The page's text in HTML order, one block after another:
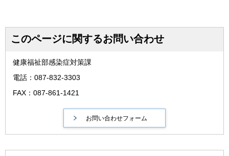
このページに関するお問い合わせ
健康福祉部感染症対策課
電話：087-832-3303
FAX：087-861-1421